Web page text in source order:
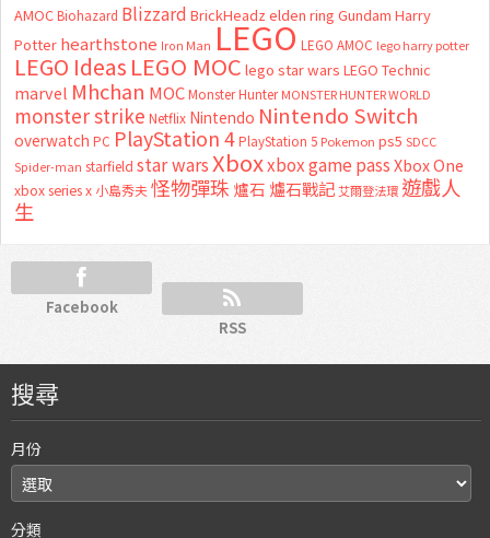
AMOC Biohazard Blizzard BrickHeadz elden ring Gundam Harry
Potter hearthstone Iron Man LEGO LEGO AMOC lego harry potter
LEGO Ideas LEGO MOC lego star wars LEGO Technic
marvel Mhchan MOC Monster Hunter MONSTER HUNTER WORLD
monster strike Netflix Nintendo Nintendo Switch
overwatch PC PlayStation 4 PlayStation 5 Pokemon ps5 SDCC
Spider-man starfield star warsXboxxbox game passXbox One
xbox series x 小島秀夫怪物彈珠 爐石 爐石戰記艾爾登法環 遊戲人
生
Facebook
RSS
搜尋
月份
分類